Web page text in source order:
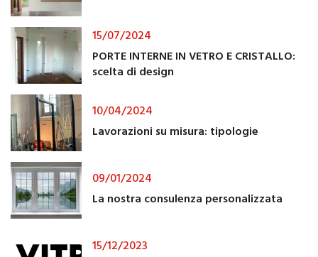
15/07/2024
PORTE INTERNE IN VETRO E CRISTALLO:
scelta di design
10/04/2024
Lavorazioni su misura: tipologie
09/01/2024
La nostra consulenza personalizzata
15/12/2023